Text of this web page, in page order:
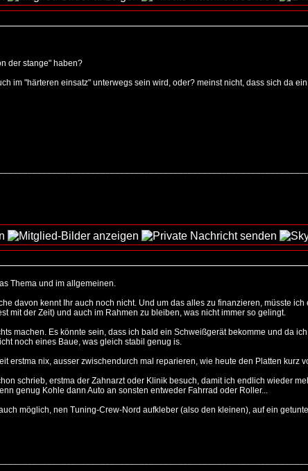
der stange" haben?
im "härteren einsatz" unterwegs sein wird, oder? meinst nicht, dass sich da
Thema und im allgemeinen.
davon kennt Ihr auch noch nicht. Und um das alles zu finanzieren, müsste
mit der Zeit) und auch im Rahmen zu bleiben, was nicht immer so gelingt.
machen. Es könnte sein, dass ich bald ein Schweißgerät bekomme und da
noch eines Baue, was gleich stabil genug is.
erstma nix, ausser zwischendurch mal reparieren, wie heute den Platten kurz
schrieb, erstma der Zahnarzt oder Klinik besuch, damit ich endlich wieder
genug Kohle dann Auto an sonsten entweder Fahrrad oder Roller...
möglich, nen Tuning-Crew-Nord aufkleber (also den kleinen), auf ein